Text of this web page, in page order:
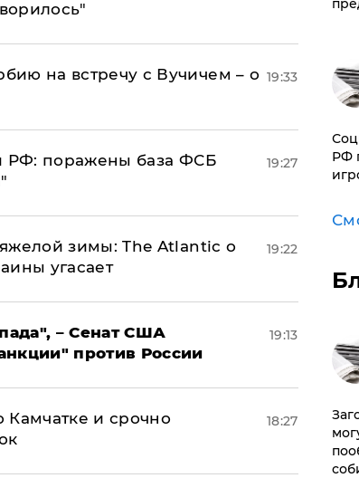
на встречу с Вучичем – о 19:33
РФ: поражены база ФСБ
19:27
зимы: The Atlantic о
угасает
19:22
– Сенат США
против России
19:13
Камчатке и срочно
18:27
РФ